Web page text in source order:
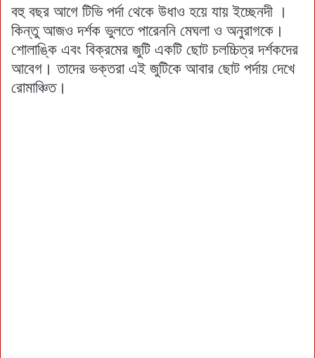
বহু বছর আগে টিভি পর্দা থেকে উধাও হয়ে যায় ইচ্ছেনদী ।
কিন্তু আজও দর্শক ভুলতে পারেননি মেঘলা ও অনুরাগকে।
শোলাঙ্কি এবং বিক্রমের জুটি একটি ছোট চলচ্চিত্র দর্শকদের
আবেগ। তাদের ভক্তরা এই জুটিকে আবার ছোট পর্দায় দেখে
রোমাঞ্চিত।